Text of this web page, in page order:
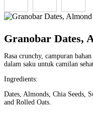
Granobar Dates,
Rasa crunchy, campuran
dalam saku untuk camilan
Ingredients:
Dates, Almonds, Chia Seeds,
and Rolled Oats.